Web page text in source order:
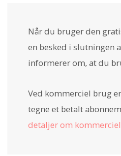
Når du bruger den
en besked i slutningen
informerer om, at du
Ved kommerciel brug
tegne et betalt
detaljer om